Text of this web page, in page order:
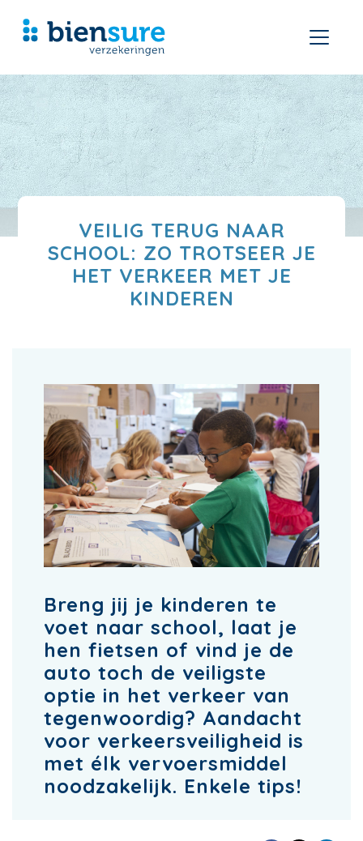
VEILIG TERUG NAAR
SCHOOL: ZO TROTSEER JE
HET VERKEER MET JE
KINDEREN
Breng jij je kinderen te
voet naar school, laat je
hen fietsen of vind je de
auto toch de veiligste
optie in het verkeer van
tegenwoordig? Aandacht
voor verkeersveiligheid is
met élk vervoersmiddel
noodzakelijk. Enkele tips!